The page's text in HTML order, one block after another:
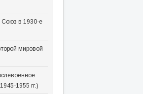
Союз в 1930-е
мировой
1955 гг.)